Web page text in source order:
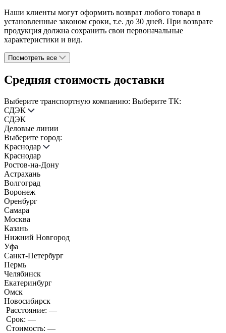
Наши клиенты могут оформить возврат любого товара в
установленные законом сроки, т.е. до 30 дней. При возврате
продукция должна сохранить свои первоначальные
характеристики и вид.
Посмотреть все
Средняя стоимость доставки
Выберите транспортную компанию: Выберите ТК:
СДЭК
СДЭК
Деловые линии
Выберите город:
Краснодар
Краснодар
Ростов-на-Дону
Астрахань
Волгоград
Воронеж
Оренбург
Самара
Москва
Казань
Нижний Новгород
Уфа
Санкт-Петербург
Пермь
Челябинск
Екатеринбург
Омск
Новосибирск
Расстояние: —
Срок: —
Стоимость: —